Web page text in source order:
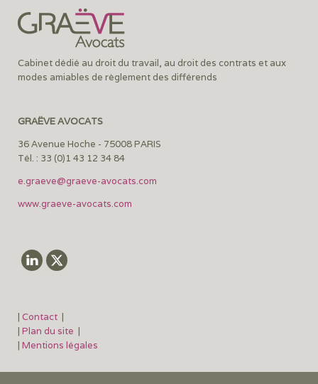
Cabinet dédié au droit du travail, au droit des contrats et aux
modes amiables de règlement des différends
GRAËVE AVOCATS
36 Avenue Hoche - 75008 PARIS
Tél. : 33 (0)1 43 12 34 84
e.graeve@graeve-avocats.com
www.graeve-avocats.com
| Contact |
| Plan du site |
| Mentions légales